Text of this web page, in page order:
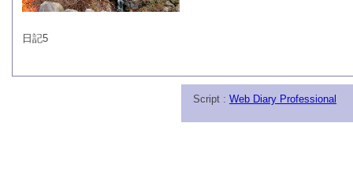
日記5
Script : Web Diary Professional